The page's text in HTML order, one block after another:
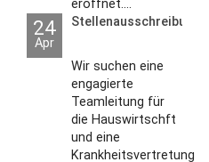
eröffnet....
24
Apr
Stellenausschreibungen
Wir suchen eine
engagierte
Teamleitung für
die Hauswirtschft
und eine
Krankheitsvertretung